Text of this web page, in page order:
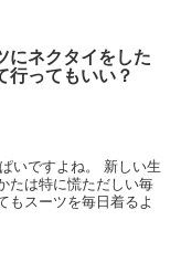
にネクタイをした
行ってもいい？
いですよね。 新しい生
たは特に慌ただしい毎
もスーツを毎日着るよ